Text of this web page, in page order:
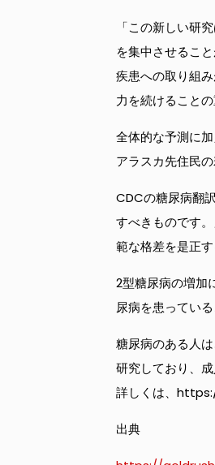
「この新しい研
を集中させるこ
疾患への取り組
力を続けること
全体的な予測に
アラスカ先住民
CDCの糖尿病翻
すべきものです
範な格差を是正
2型糖尿病の増加
尿病を患ってい
糖尿病のある人
研究しており、
詳しくは、
出典